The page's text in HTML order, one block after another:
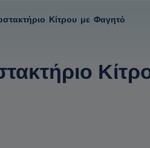
Κίτρου με Φαγητό